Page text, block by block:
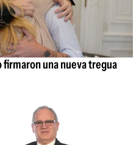
firmaron una nueva tregua